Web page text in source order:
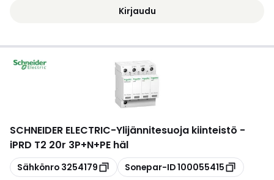
Kirjaudu
SCHNEIDER ELECTRIC-Ylijännitesuoja kiinteistö -
iPRD T2 20r 3P+N+PE häl
Kopioi
Sähkönro 3254179 Kopioi
Sonepar-ID100055415